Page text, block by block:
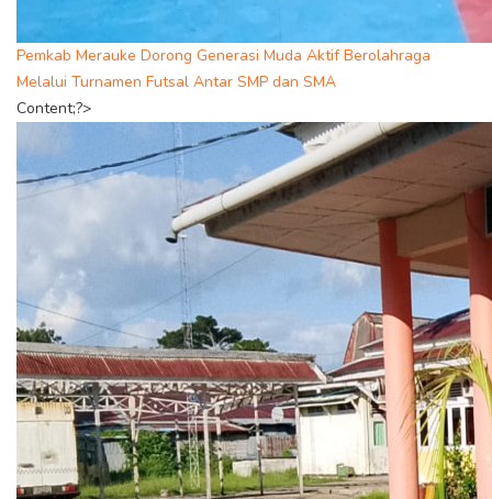
Pemkab Merauke Dorong Generasi Muda Aktif Berolahraga
Melalui Turnamen Futsal Antar SMP dan SMA
Content;?>